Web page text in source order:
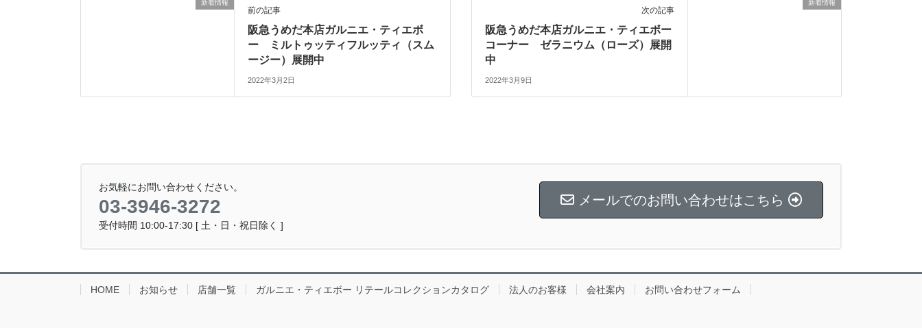
新着情報
前の記事
阪急うめだ本店ガルニエ・ティエボ
ー ミルトゥッティフルッティ（スム
ージー）展開中
2022年3月2日
新着情報
次の記事
阪急うめだ本店ガルニエ・ティエボー
コーナー ゼラニウム（ローズ）展開
中
2022年3月9日
お気軽にお問い合わせください。
03-3946-3272
受付時間 10:00-17:30 [ 土・日・祝日除く ]
メールでのお問い合わせはこちら
HOME お知らせ 店舗一覧 ガルニエ・ティエボー リテールコレクションカタログ 法人のお客様 会社案内 お問い合わせフォーム